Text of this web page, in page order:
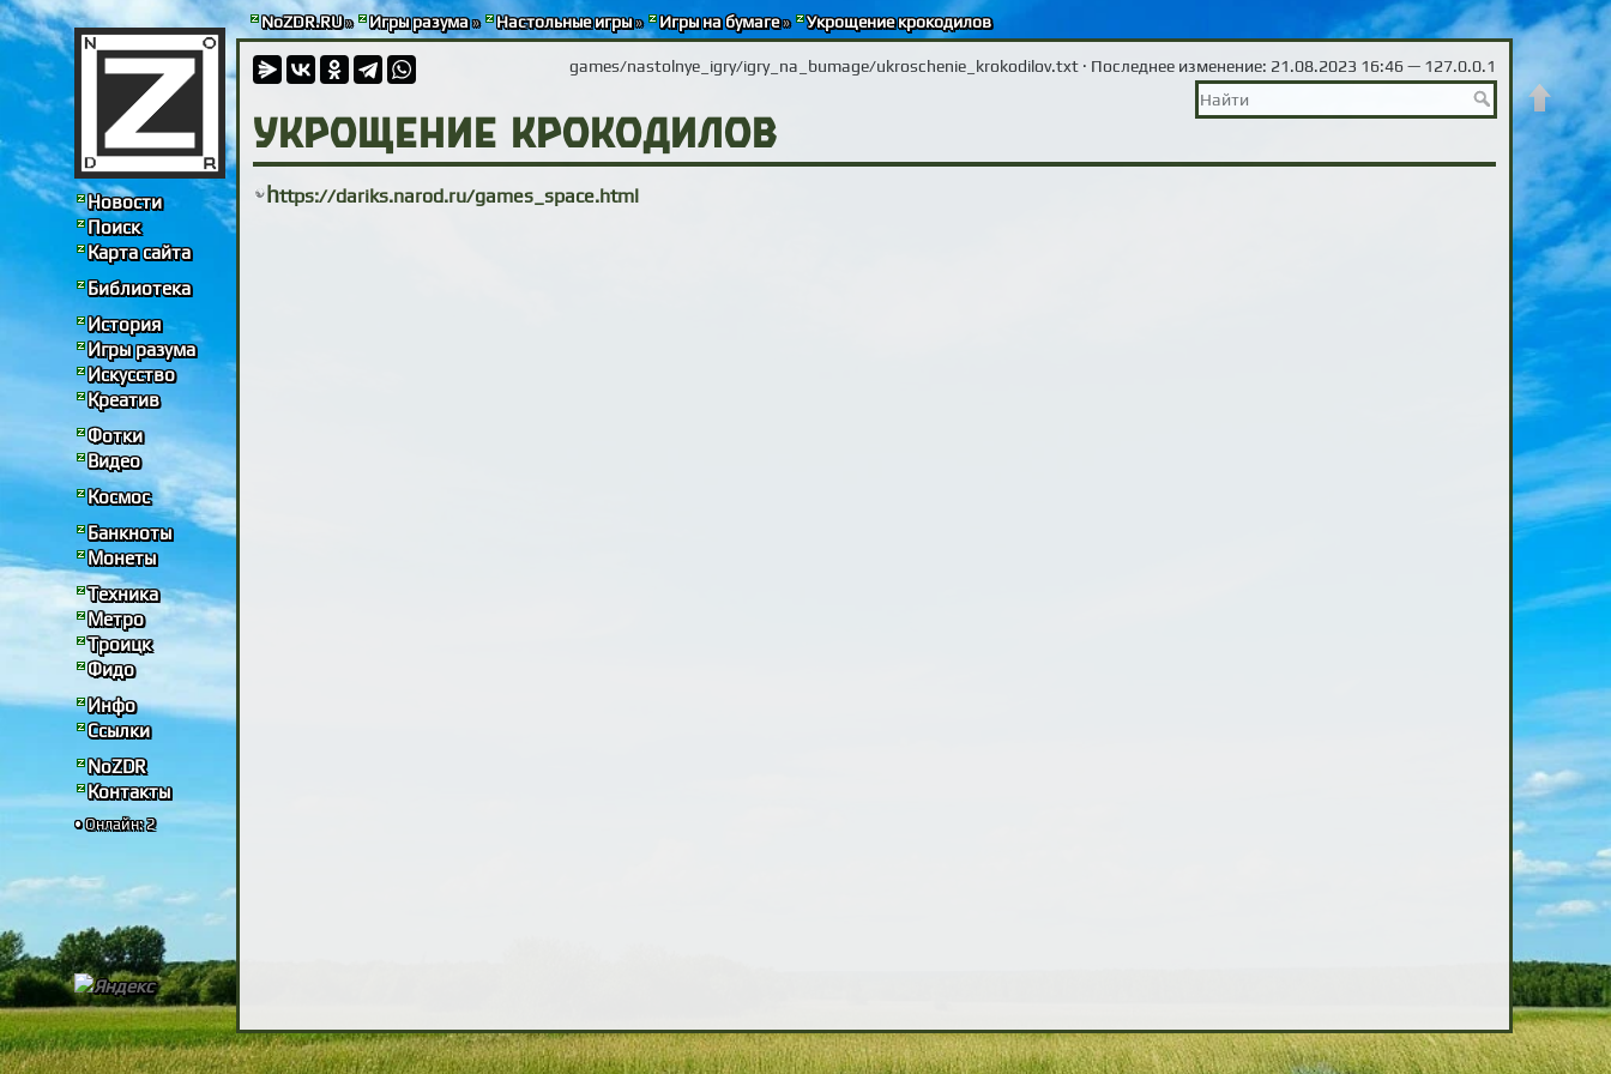
NoZDR.RU» Игры разума» Настольные игры» Игры на бумаге» Укрощение крокодилов
Новости
Поиск
Карта сайта
Библиотека
История
Игры разума
Искусство
Креатив
Фотки
Видео
Космос
Банкноты
Монеты
Техника
Метро
Троицк
Фидо
Инфо
Ссылки
NoZDR
Контакты
• Онлайн: 2
games/nastolnye_igry/igry_na_bumage/ukroschenie_krokodilov.txt· Последнее изменение: 21.08.2023 16:46 — 127.0.0.1
Укрощение крокодилов
https://dariks.narod.ru/games_space.html
Наверх